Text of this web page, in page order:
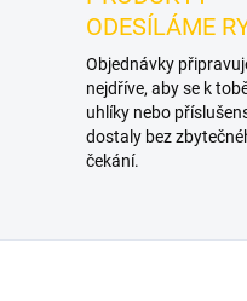
ODESÍLÁME
Objednávky
nejdříve, aby se k
uhlíky nebo
dostaly bez
čekání.